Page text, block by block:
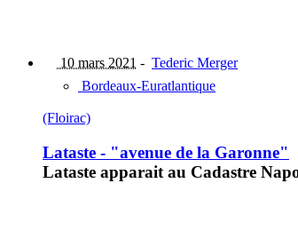
10 mars 2021 - Tederic Merger
Bordeaux-Euratlantique
(Floirac)
Lataste - "avenue de la Garonne"
Lataste apparait au Cadastre